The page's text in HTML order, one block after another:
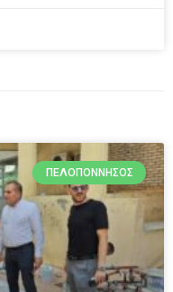
ΠΕΛΟΠΌΝΝΗΣΟΣ